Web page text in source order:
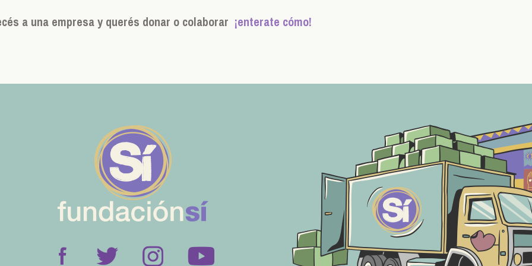
a una empresa y querés donar o colaborar ¡enterate cómo!